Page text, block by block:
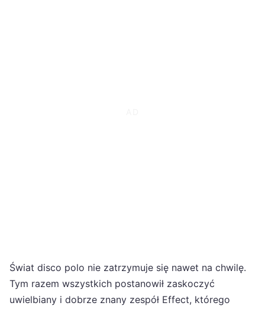
Świat disco polo nie zatrzymuje się nawet na chwilę.
Tym razem wszystkich postanowił zaskoczyć
uwielbiany i dobrze znany zespół Effect, którego